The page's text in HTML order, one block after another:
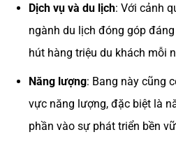
Dịch vụ và du lịch: Với cảnh
ngành du lịch đóng góp
hút hàng triệu du khách mỗi
Năng lượng: Bang này cũng
vực năng lượng, đặc biệt là
phần vào sự phát triển bền